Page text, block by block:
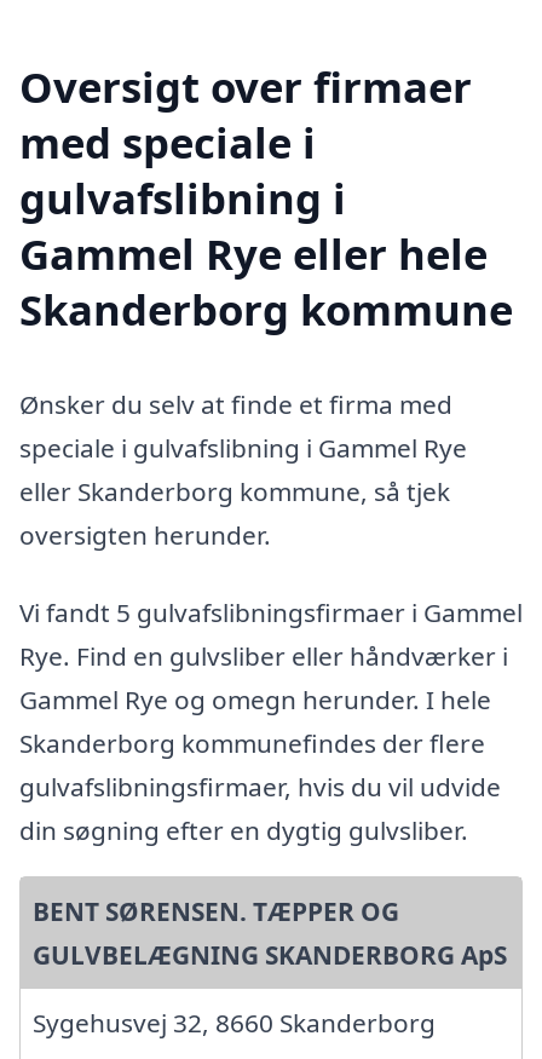
Oversigt over firmaer
med speciale i
gulvafslibning i
Gammel Rye eller hele
Skanderborg kommune
Ønsker du selv at finde et firma med
speciale i gulvafslibning i Gammel Rye
eller Skanderborg kommune, så tjek
oversigten herunder.
Vi fandt 5 gulvafslibningsfirmaer i Gammel
Rye. Find en gulvsliber eller håndværker i
Gammel Rye og omegn herunder. I hele
Skanderborg kommunefindes der flere
gulvafslibningsfirmaer, hvis du vil udvide
din søgning efter en dygtig gulvsliber.
BENT SØRENSEN. TÆPPER OG
GULVBELÆGNING SKANDERBORG ApS
Sygehusvej 32, 8660 Skanderborg